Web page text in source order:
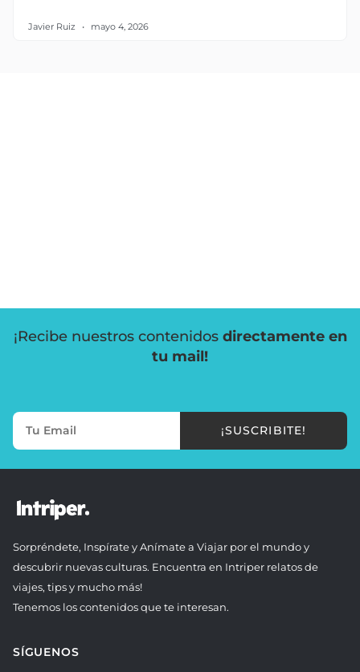
Javier Ruiz mayo 4, 2026
¡Recibe nuestros contenidos directamente en
tu mail!
¡SUSCRIBITE!
Sorpréndete, Inspírate y Anímate a Viajar por el mundo y
descubrir nuevas culturas. Encuentra en Intriper relatos de
viajes, tips y mucho más!
Tenemos los contenidos que te interesan.
SÍGUENOS